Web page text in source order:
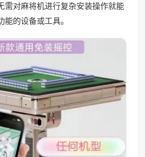
需对麻将机进行复杂安装操作就能
的设备或工具。